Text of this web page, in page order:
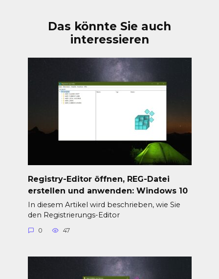
Das könnte Sie auch
interessieren
Registry-Editor öffnen, REG-Datei
erstellen und anwenden: Windows 10
In diesem Artikel wird beschrieben, wie Sie
den Registrierungs-Editor
0 47